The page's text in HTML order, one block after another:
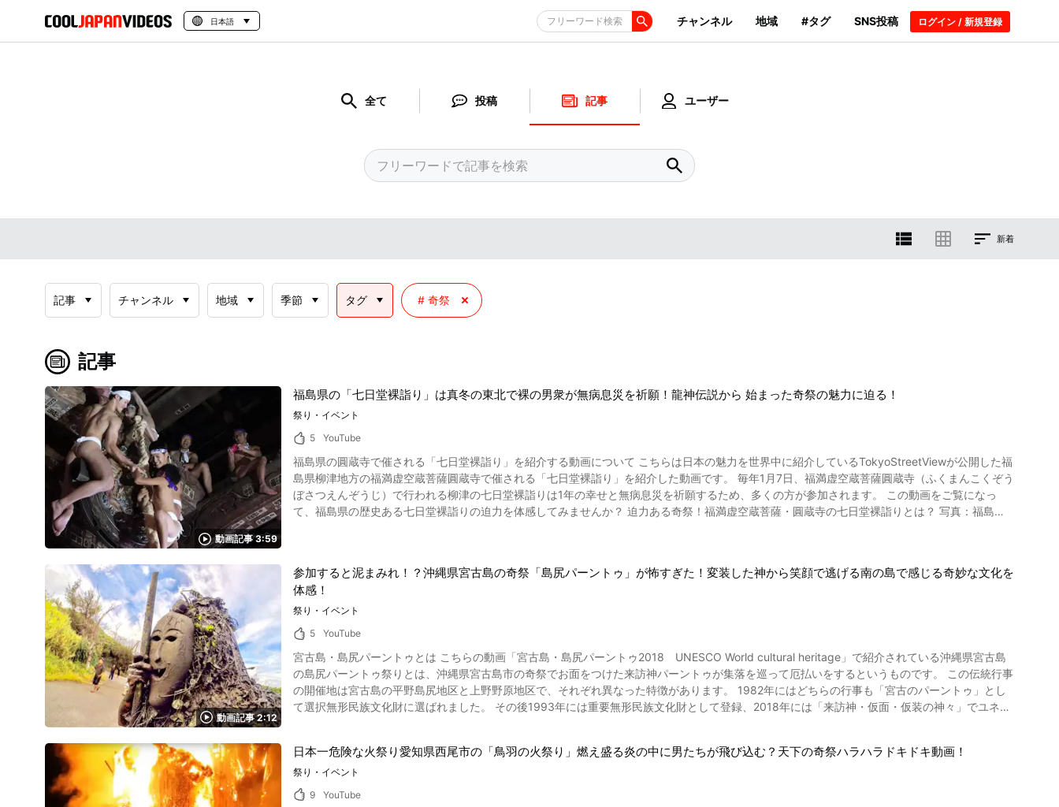
日本語 フリーワード検索 チャンネル 地域 #タグ SNS投稿 ログイン / 新規登録
全て 投稿 記事 ユーザー
新着
記事 チャンネル 地域 季節 タグ 奇祭
記事
動画記事 3:59
福島県の「七日堂裸詣り」は真冬の東北で裸の男衆が無病息災を祈願！龍神伝説から 始まった奇祭の魅力に迫る！
祭り・イベント
5
YouTube
福島県の圓蔵寺で催される「七日堂裸詣り」を紹介する動画について こちらは日本の魅力を世界中に紹介しているTokyoStreetViewが公開した福
島県柳津地方の福満虚空蔵菩薩圓蔵寺で催される「七日堂裸詣り」を紹介した動画です。 毎年1月7日、福満虚空蔵菩薩圓蔵寺（ふくまんこくぞう
ぼさつえんぞうじ）で行われる柳津の七日堂裸詣りは1年の幸せと無病息災を祈願するため、多くの方が参加されます。 この動画をご覧になっ
て、福島県の歴史ある七日堂裸詣りの迫力を体感してみませんか？ 迫力ある奇祭！福満虚空蔵菩薩・圓蔵寺の七日堂裸詣りとは？ 写真：福島県
の時、一人の長老が見た夢の中で「龍神の宝照の玉を菩薩に献上すれば、悪病はなくなる」というお告げを受けました。 そして、長老は会津地方
で最も美しいとされていた弥生姫に龍神の玉を手に入れるように頼みこんだのです。 弥生姫はなんとか龍神の玉を手に入れて菩薩に献上すると、
瞬く間に悪病が消え去りました。 しかし、そこから、只見川に棲む竜神が玉を奪い返しに来ました。 そこで、一年で龍神が一番静かだと言われ
ている1月7日に信者を募り、大鰐口をめがけて麻縄をよじ登り、龍神から玉を守ったとされています。 七日堂裸詣りで無病息災と1年の幸福を祈
願 画像引用 :YouTube screenshot 今では毎年1月7日に伝統行事として行われ、全国各地から約300人が見学に訪れます。 さらに、一般参加も可
能で、無病息災や一年の幸福を祈願する人も少なくありません。 ※女性は見学のみ 七日堂裸詣りの始まりを鳴らすのは大鐘。 下帯一つの褌姿の
男衆が菊光堂（本堂）を目指して113段の石段を駆け巡ります。 そして、当時の伝説と同じように、大鰐口へとよじのぼっていきます。 こちらは
動画の0:03よりご覧になれ、見学者たちは「わっしょい！わっしょい！」の掛け声で縄を登る男衆を鼓舞します。 会津柳津に伝わる民芸品の
数々 写真：会津柳津の民芸品「赤べこ」 こちらの動画でご覧になれる伝統行事である七日堂裸詣りの他、会津地方には数々の民芸品が人気を集
問わず広まりつつあります。 福満虚空蔵菩薩圓蔵寺の境内にも牛の像が祀られており、幸運をもたらす牛として周知されています。 福島県に古
くから伝わる伝統行事「七日堂裸詣り」紹介まとめ 古くから伝わる伝説から始まった七日堂裸詣り。 毎年1月7日になると無病息災、一年の幸福
を祈願して多くの人が訪れます。 郡山からのアクセスも良く、一般参加も可能なので、この動画で七日堂裸詣りに魅力を感じられた方は一度体験
してみてはいかがでしょうか。 【公式ホームページ】七日堂裸詣り - 赤べこ伝説発祥の地 会津やないづ。 https://aizu-
動画記事 2:12
参加すると泥まみれ！？沖縄県宮古島の奇祭「島尻パーントゥ」が怖すぎた！変装した神から笑顔で逃げる南の島で感じる奇妙な文化を
体感！
祭り・イベント
5
YouTube
宮古島・島尻パーントゥとは こちらの動画「宮古島・島尻パーントゥ2018 UNESCO World cultural heritage」で紹介されている沖縄県宮古島
の島尻パーントゥ祭りとは、沖縄県宮古島市の奇祭でお面をつけた来訪神パーントゥが集落を巡って厄払いをするというものです。 この伝統行事
の開催地は宮古島の平野島尻地区と上野野原地区で、それぞれ異なった特徴があります。 1982年にはどちらの行事も「宮古のパーントゥ」とし
て選択無形民族文化財に選ばれました。 その後1993年には重要無形民族文化財として登録、2018年には「来訪神・仮面・仮装の神々」でユネス
お化けや鬼神という意味があります。 宮古島島尻のパーントゥ祭りは毎年3回行われるイベント「サトゥプナハ（里願い）」の3回目に行われ、
パーントゥ・サトゥプナハ、もしくはパーントゥ・プナハと呼ばれます。 例年の開催時期・開催日程は「旧暦の9月吉日」で10月に行われます。
なまはげにも似たパーントゥは、親パーントゥ、中パーントゥ、子パーントゥの三体の仮装神で、宮古島島尻地区の青年の中から選ばれます。 パ
日本一危険な火祭り愛知県西尾市の「鳥羽の火祭り」燃え盛る炎の中に男たちが飛び込む？天下の奇祭ハラハラドキドキ動画！
祭り・イベント
9
YouTube